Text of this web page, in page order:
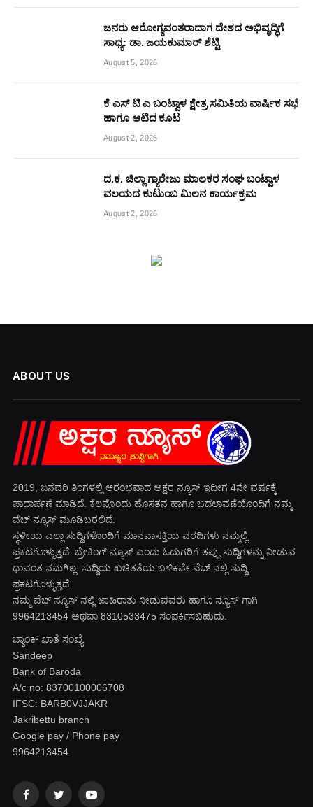
ಜನರು ಆರೋಗ್ಯವಂತರಾದಾಗ ದೇಶದ ಅಭಿವೃದ್ಧಿಗೆ
ಸಾಧ್ಯ: ಡಾ. ಜಯಕುಮಾರ್ ಶೆಟ್ಟಿ
August 5, 2026
ಕೆ ಎಸ್ ಟಿ ಎ ಬಂಟ್ವಾಳ ಕ್ಷೇತ್ರ ಸಮಿತಿಯ ವಾರ್ಷಿಕ ಸಭೆ
ಹಾಗೂ ಆಟಿದ ಕೂಟ
August 2, 2026
ದ.ಕ. ಜಿಲ್ಲಾ ಗ್ಯಾರೇಜು ಮಾಲಕರ ಸಂಘ ಬಂಟ್ವಾಳ
ವಲಯದ ಕುಟುಂಬ ಮಿಲನ ಕಾರ್ಯಕ್ರಮ
August 2, 2026
ABOUT US
2019, ಜನವರಿ‌ ತಿಂಗಳಲ್ಲಿ ಆರಂಭವಾದ ಅಕ್ಷರ ನ್ಯೂಸ್ ಇದೀಗ 4ನೇ ವರ್ಷಕ್ಕೆ
ಪಾದಾರ್ಪಣೆ ಮಾಡಿದೆ. ಕೆಲವೊಂದು ಹೊಸತನ ಹಾಗೂ ಬದಲಾವಣೆಯೊಂದಿಗೆ ನಮ್ಮ
ವೆಬ್ ನ್ಯೂಸ್ ಮೂಡಿಬರಲಿದೆ.
ಸ್ಥಳೀಯ ಎಲ್ಲಾ ಸುದ್ದಿಗಳೊಂದಿಗೆ ಮಾನವಾಸಕ್ತಿಯ ವರದಿಗಳು ನಮ್ಮಲ್ಲಿ
ಪ್ರಕಟಗೊಳ್ಳುತ್ತದೆ. ಬ್ರೇಕಿಂಗ್ ನ್ಯೂಸ್ ಎಂದು ಓದುಗರಿಗೆ ತಪ್ಪು ಸುದ್ದಿಗಳನ್ನು ನೀಡುವ
ಧಾವಂತ ನಮಗಿಲ್ಲ. ಸುದ್ದಿಯ ಖಚಿತತೆಯ ಬಳಿಕವೇ ವೆಬ್ ನಲ್ಲಿ ಸುದ್ದಿ
ಪ್ರಕಟಗೊಳ್ಳುತ್ತದೆ.
ನಮ್ಮ ವೆಬ್ ನ್ಯೂಸ್ ನಲ್ಲಿ ಜಾಹಿರಾತು ನೀಡುವವರು ಹಾಗೂ ನ್ಯೂಸ್ ಗಾಗಿ
9964213454 ಅಥವಾ 8310533475 ಸಂಪರ್ಕಿಸಬಹುದು.
ಬ್ಯಾಂಕ್ ಖಾತೆ ಸಂಖ್ಯೆ
Sandeep
Bank of Baroda
A/c no: 83700100006708
IFSC: BARB0VJJAKR
Jakribettu branch
Google pay / Phone pay
9964213454
FacebookTwitter YouTube